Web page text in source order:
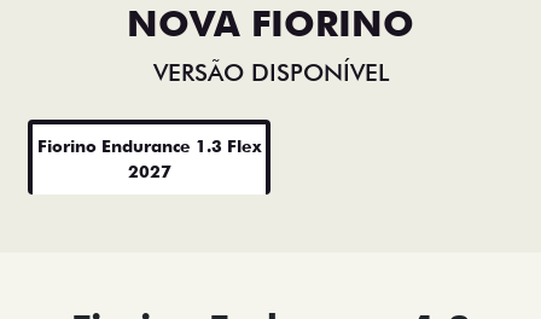
NOVA FIORINO
VERSÃO DISPONÍVEL
Fiorino Endurance 1.3 Flex
2027